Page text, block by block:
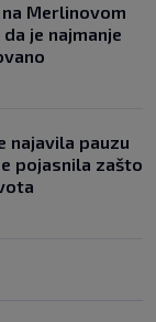
Merlinovom
je najmanje
najavila pauzu
pojasnila zašto